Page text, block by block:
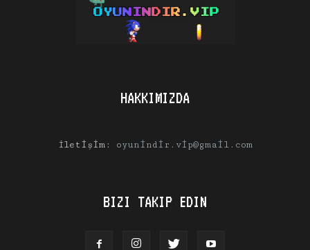
HAKKIMIZDA
İletişim: oyunindir.vip@gmail.com
BIZI TAKIP EDIN